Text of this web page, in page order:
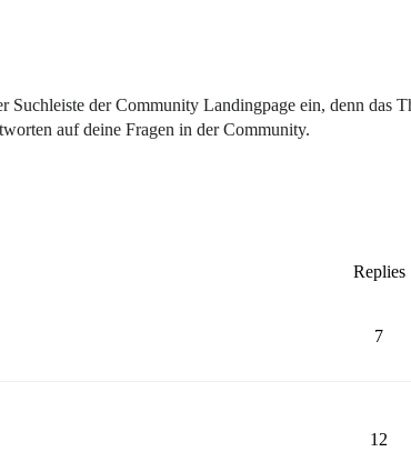
der Community Landingpage ein, denn das
auf deine Fragen in der Community.
Replies
7
12